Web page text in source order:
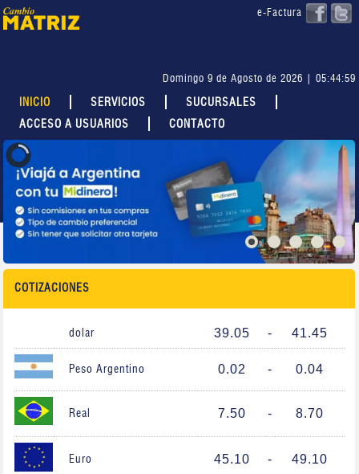
e-Factura
Domingo 9 de Agosto de 2026 | 05:44:59
INICIO SERVICIOS
SUCURSALES
ACCESO A USUARIOS
CONTACTO
COTIZACIONES
dolar 39.05 - 41.45
Peso Argentino 0.02 - 0.04
Real 7.50 - 8.70
Euro 45.10 - 49.10